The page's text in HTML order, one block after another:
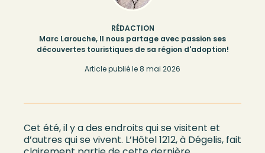
RÉDACTION
Marc Larouche, Il nous partage avec passion ses
découvertes touristiques de sa région d'adoption!
Article publié le8 mai 2026
Cet été, il y a des endroits qui se visitent et
d’autres qui se vivent. L’Hôtel 1212, à Dégelis, fait